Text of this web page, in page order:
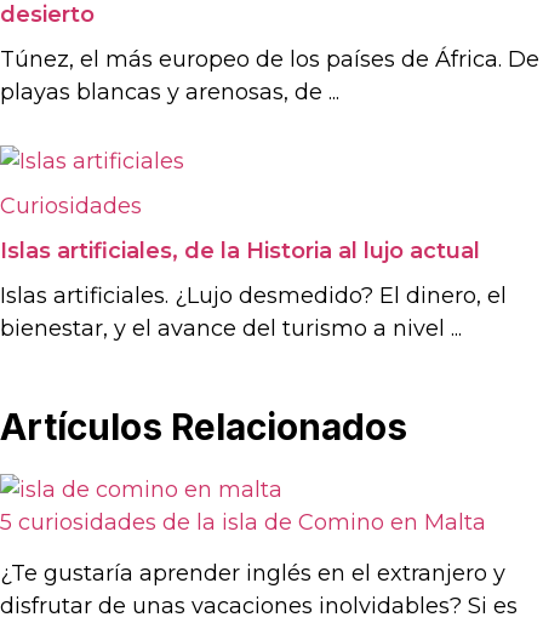
desierto
Túnez, el más europeo de los países de África. De
playas blancas y arenosas, de ...
Curiosidades
Islas artificiales, de la Historia al lujo actual
Islas artificiales. ¿Lujo desmedido? El dinero, el
bienestar, y el avance del turismo a nivel ...
Artículos Relacionados
5 curiosidades de la isla de Comino en Malta
¿Te gustaría aprender inglés en el extranjero y
disfrutar de unas vacaciones inolvidables? Si es